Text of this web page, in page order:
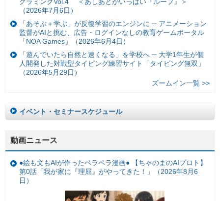
グラミングVol.4 ＜あしあとがいっぱい『ループ』＞
（2026年7月6日）
「あそぶ＋学ぶ」が反復学習のエンジンに ─ アニメーション
監督がAIと挑む、広告・ログインなしの教育ゲームポータル
「NOA Games」（2026年6月4日）
「遊んでいたら自然と速くなる」を学校へ ─ 大学1年生が個
人開発した対戦型タイピング練習サイト「タイピング無双」
（2026年5月29日）
ズームイン一覧 >>
イベント・セミナースケジュール
動画ニュース
●絵も文もAIが作ったペラペラ漫画● 【ちゃのまのAIプロト】
第0話「我が家に『理屈』がやってきた！」（2026年8月6
日）